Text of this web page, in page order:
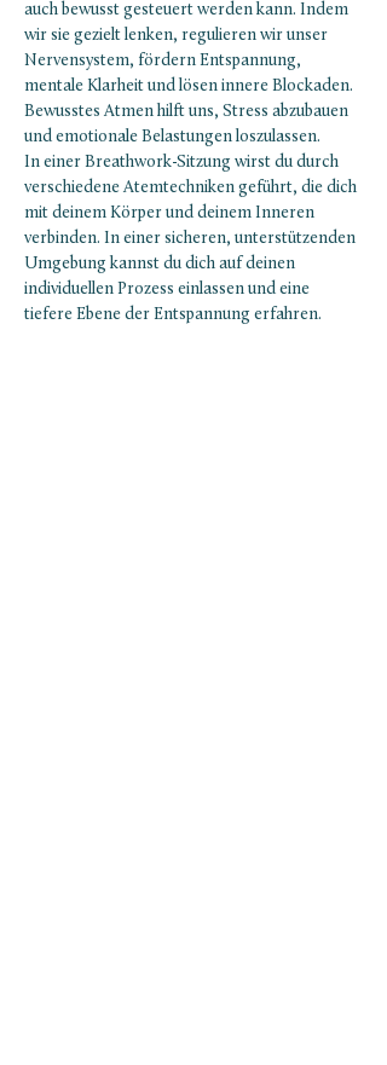
auch bewusst gesteuert werden kann. Indem
wir sie gezielt lenken, regulieren wir unser
Nervensystem, fördern Entspannung,
mentale Klarheit und lösen innere Blockaden.
Bewusstes Atmen hilft uns, Stress abzubauen
und emotionale Belastungen loszulassen.
In einer Breathwork-Sitzung wirst du durch
verschiedene Atemtechniken geführt, die dich
mit deinem Körper und deinem Inneren
verbinden. In einer sicheren, unterstützenden
Umgebung kannst du dich auf deinen
individuellen Prozess einlassen und eine
tiefere Ebene der Entspannung erfahren.